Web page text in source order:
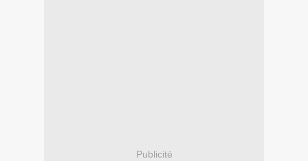
Publicité